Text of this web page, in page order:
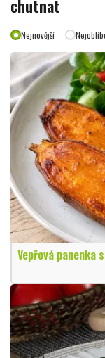
chutnat
Nejnovější
Vepřová panenka